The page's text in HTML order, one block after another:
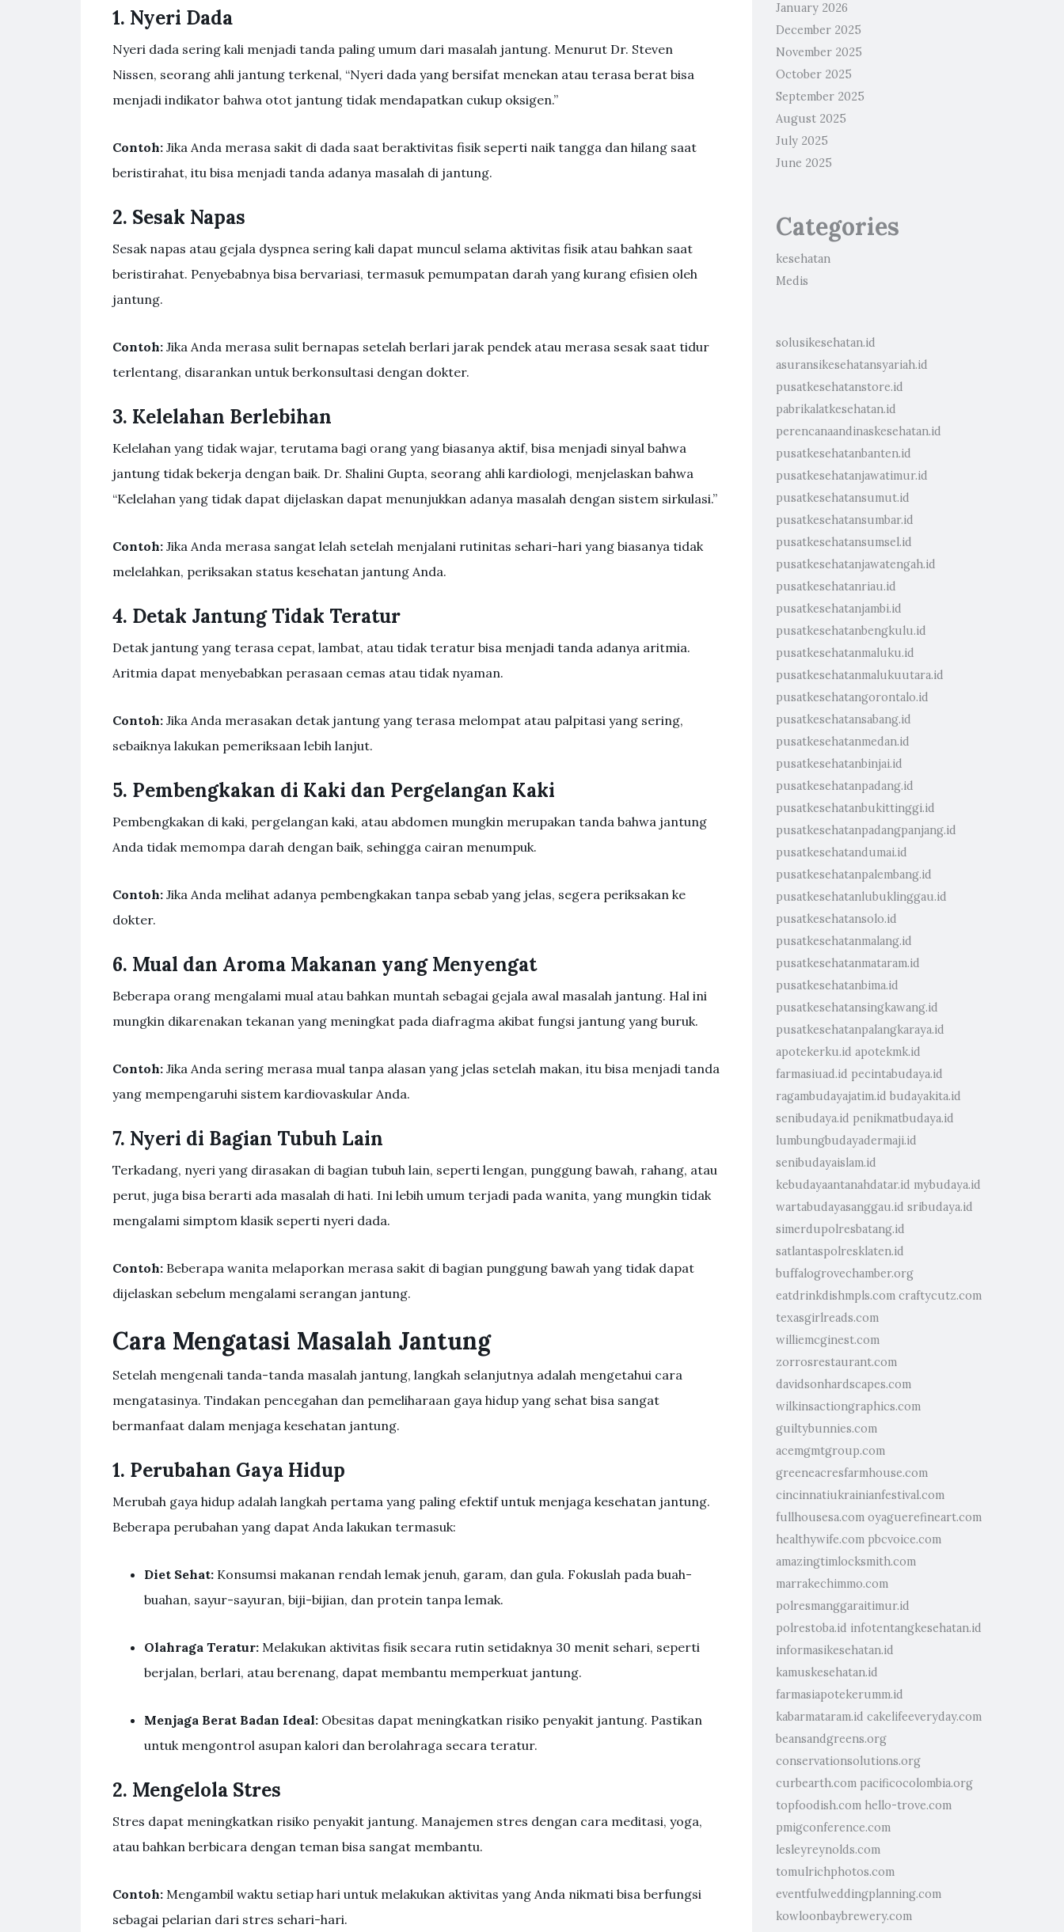
1. Nyeri Dada
Nyeri dada sering kali menjadi tanda paling umum dari masalah jantung. Menurut Dr. Steven
Nissen, seorang ahli jantung terkenal, “Nyeri dada yang bersifat menekan atau terasa berat bisa
menjadi indikator bahwa otot jantung tidak mendapatkan cukup oksigen.”
Contoh: Jika Anda merasa sakit di dada saat beraktivitas fisik seperti naik tangga dan hilang saat
beristirahat, itu bisa menjadi tanda adanya masalah di jantung.
2. Sesak Napas
Sesak napas atau gejala dyspnea sering kali dapat muncul selama aktivitas fisik atau bahkan saat
beristirahat. Penyebabnya bisa bervariasi, termasuk pemumpatan darah yang kurang efisien oleh
jantung.
Contoh: Jika Anda merasa sulit bernapas setelah berlari jarak pendek atau merasa sesak saat tidur
terlentang, disarankan untuk berkonsultasi dengan dokter.
3. Kelelahan Berlebihan
Kelelahan yang tidak wajar, terutama bagi orang yang biasanya aktif, bisa menjadi sinyal bahwa
jantung tidak bekerja dengan baik. Dr. Shalini Gupta, seorang ahli kardiologi, menjelaskan bahwa
“Kelelahan yang tidak dapat dijelaskan dapat menunjukkan adanya masalah dengan sistem sirkulasi.”
Contoh: Jika Anda merasa sangat lelah setelah menjalani rutinitas sehari-hari yang biasanya tidak
melelahkan, periksakan status kesehatan jantung Anda.
4. Detak Jantung Tidak Teratur
Detak jantung yang terasa cepat, lambat, atau tidak teratur bisa menjadi tanda adanya aritmia.
Aritmia dapat menyebabkan perasaan cemas atau tidak nyaman.
Contoh: Jika Anda merasakan detak jantung yang terasa melompat atau palpitasi yang sering,
sebaiknya lakukan pemeriksaan lebih lanjut.
5. Pembengkakan di Kaki dan Pergelangan Kaki
Pembengkakan di kaki, pergelangan kaki, atau abdomen mungkin merupakan tanda bahwa jantung
Anda tidak memompa darah dengan baik, sehingga cairan menumpuk.
Contoh: Jika Anda melihat adanya pembengkakan tanpa sebab yang jelas, segera periksakan ke
dokter.
6. Mual dan Aroma Makanan yang Menyengat
Beberapa orang mengalami mual atau bahkan muntah sebagai gejala awal masalah jantung. Hal ini
mungkin dikarenakan tekanan yang meningkat pada diafragma akibat fungsi jantung yang buruk.
Contoh: Jika Anda sering merasa mual tanpa alasan yang jelas setelah makan, itu bisa menjadi tanda
yang mempengaruhi sistem kardiovaskular Anda.
7. Nyeri di Bagian Tubuh Lain
Terkadang, nyeri yang dirasakan di bagian tubuh lain, seperti lengan, punggung bawah, rahang, atau
perut, juga bisa berarti ada masalah di hati. Ini lebih umum terjadi pada wanita, yang mungkin tidak
mengalami simptom klasik seperti nyeri dada.
Contoh: Beberapa wanita melaporkan merasa sakit di bagian punggung bawah yang tidak dapat
dijelaskan sebelum mengalami serangan jantung.
Cara Mengatasi Masalah Jantung
Setelah mengenali tanda-tanda masalah jantung, langkah selanjutnya adalah mengetahui cara
mengatasinya. Tindakan pencegahan dan pemeliharaan gaya hidup yang sehat bisa sangat
bermanfaat dalam menjaga kesehatan jantung.
1. Perubahan Gaya Hidup
Merubah gaya hidup adalah langkah pertama yang paling efektif untuk menjaga kesehatan jantung.
Beberapa perubahan yang dapat Anda lakukan termasuk:
Diet Sehat: Konsumsi makanan rendah lemak jenuh, garam, dan gula. Fokuslah pada buah-
buahan, sayur-sayuran, biji-bijian, dan protein tanpa lemak.
Olahraga Teratur: Melakukan aktivitas fisik secara rutin setidaknya 30 menit sehari, seperti
berjalan, berlari, atau berenang, dapat membantu memperkuat jantung.
Menjaga Berat Badan Ideal: Obesitas dapat meningkatkan risiko penyakit jantung. Pastikan
untuk mengontrol asupan kalori dan berolahraga secara teratur.
2. Mengelola Stres
Stres dapat meningkatkan risiko penyakit jantung. Manajemen stres dengan cara meditasi, yoga,
atau bahkan berbicara dengan teman bisa sangat membantu.
Contoh: Mengambil waktu setiap hari untuk melakukan aktivitas yang Anda nikmati bisa berfungsi
sebagai pelarian dari stres sehari-hari.
January 2026
December 2025
November 2025
October 2025
September 2025
August 2025
July 2025
June 2025
Categories
kesehatan
Medis
solusikesehatan.id
asuransikesehatansyariah.id
pusatkesehatanstore.id
pabrikalatkesehatan.id
perencanaandinaskesehatan.id
pusatkesehatanbanten.id
pusatkesehatanjawatimur.id
pusatkesehatansumut.id
pusatkesehatansumbar.id
pusatkesehatansumsel.id
pusatkesehatanjawatengah.id
pusatkesehatanriau.id
pusatkesehatanjambi.id
pusatkesehatanbengkulu.id
pusatkesehatanmaluku.id
pusatkesehatanmalukuutara.id
pusatkesehatangorontalo.id
pusatkesehatansabang.id
pusatkesehatanmedan.id
pusatkesehatanbinjai.id
pusatkesehatanpadang.id
pusatkesehatanbukittinggi.id
pusatkesehatanpadangpanjang.id
pusatkesehatandumai.id
pusatkesehatanpalembang.id
pusatkesehatanlubuklinggau.id
pusatkesehatansolo.id
pusatkesehatanmalang.id
pusatkesehatanmataram.id
pusatkesehatanbima.id
pusatkesehatansingkawang.id
pusatkesehatanpalangkaraya.id
apotekerku.id apotekmk.id
farmasiuad.id pecintabudaya.id
ragambudayajatim.id budayakita.id
senibudaya.id penikmatbudaya.id
lumbungbudayadermaji.id
senibudayaislam.id
kebudayaantanahdatar.id mybudaya.id
wartabudayasanggau.id sribudaya.id
simerdupolresbatang.id
satlantaspolresklaten.id
buffalogrovechamber.org
eatdrinkdishmpls.com craftycutz.com
texasgirlreads.com
williemcginest.com
zorrosrestaurant.com
davidsonhardscapes.com
wilkinsactiongraphics.com
guiltybunnies.com
acemgmtgroup.com
greeneacresfarmhouse.com
cincinnatiukrainianfestival.com
fullhousesa.com oyaguerefineart.com
healthywife.com pbcvoice.com
amazingtimlocksmith.com
marrakechimmo.com
polresmanggaraitimur.id
polrestoba.id infotentangkesehatan.id
informasikesehatan.id
kamuskesehatan.id
farmasiapotekerumm.id
kabarmataram.id cakelifeeveryday.com
beansandgreens.org
conservationsolutions.org
curbearth.com pacificocolombia.org
topfoodish.com hello-trove.com
pmigconference.com
lesleyreynolds.com
tomulrichphotos.com
eventfulweddingplanning.com
kowloonbaybrewery.com